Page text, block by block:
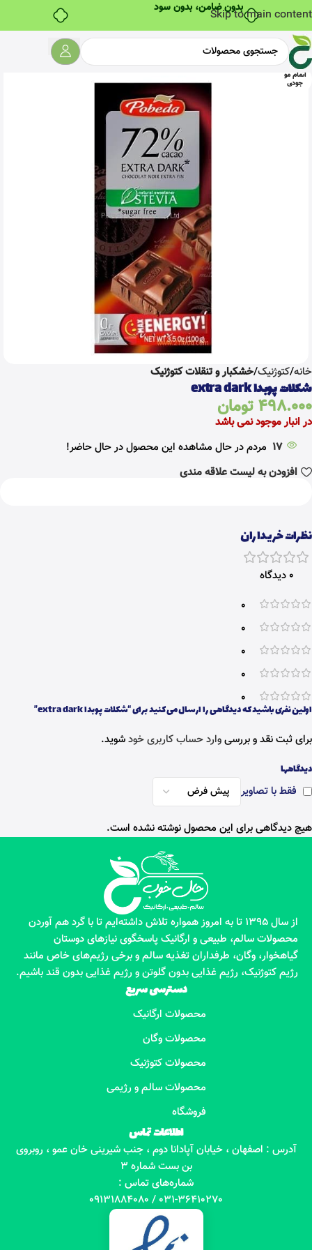
بدون ضامن، بدون سودSkip to main content
اتمام مو
جودی
خانه کتوژنیک خشکبار و تنقلات کتوژنیک
شکلات پوبدا extra dark
498.000تومان
در انبار موجود نمی باشد
17 مردم در حال مشاهده این محصول در حال حاضر!
افزودن به لیست علاقه مندی
نظرات خریداران
0 دیدگاه
0
0
0
0
0
دیدگاهها
فقط با تصاویر
هیچ دیدگاهی برای این محصول نوشته نشده است.
اولین نفری باشید که دیدگاهی را ارسال می کنید برای “شکلات پوبدا extra dark”
برای ثبت نقد و بررسیوارد حساب کاربری خودشوید.
از سال 1395 تا به امروز همواره تلاش داشته‌ایم تا با گرد هم آوردن
محصولات سالم، طبیعی و ارگانیک پاسخگوی نیازهای دوستان
گیاهخوار، وگان، طرفداران تغذیه سالم و برخی رژیم‌های خاص مانند
رژیم کتوژنیک، رژیم غذایی بدون گلوتن و رژیم غذایی بدون قند باشیم.
دسترسی سریع
محصولات ارگانیک
محصولات وگان
محصولات کتوژنیک
محصولات سالم و رژیمی
فروشگاه
اطلاعات تماس
آدرس : اصفهان ، خیابان آپادانا دوم ، جنب شیرینی خان عمو ، روبروی
بن بست شماره 3
شماره‌های تماس :
031-36410270 / 09131884080